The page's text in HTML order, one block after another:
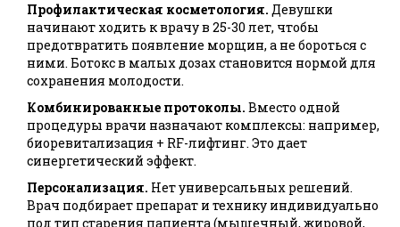
Профилактическая косметология. Девушки
начинают ходить к врачу в 25-30 лет, чтобы
предотвратить появление морщин, а не бороться с
ними. Ботокс в малых дозах становится нормой для
сохранения молодости.
Комбинированные протоколы. Вместо одной
процедуры врачи назначают комплексы: например,
биоревитализация + RF-лифтинг. Это дает
синергетический эффект.
Персонализация. Нет универсальных решений.
Врач подбирает препарат и технику индивидуально
под тип старения пациента (мышечный, жировой,